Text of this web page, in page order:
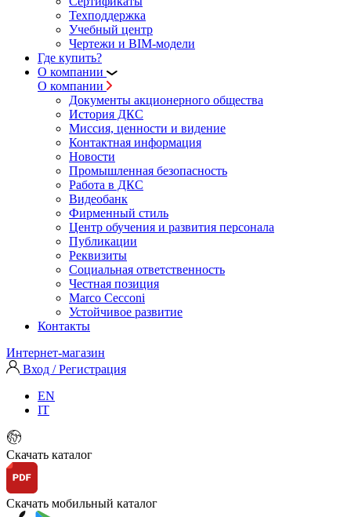
Техподдержка
Учебный центр
Чертежи и BIM-модели
Где купить?
О компании
О компании
Документы акционерного общества
История ДКС
Миссия, ценности и видение
Контактная информация
Новости
Промышленная безопасность
Работа в ДКС
Видеобанк
Фирменный стиль
Центр обучения и развития персонала
Публикации
Реквизиты
Социальная ответственность
Честная позиция
Marco Cecconi
Устойчивое развитие
Контакты
Интернет-магазин
Вход / Регистрация
EN
IT
Скачать каталог
Скачать мобильный каталог